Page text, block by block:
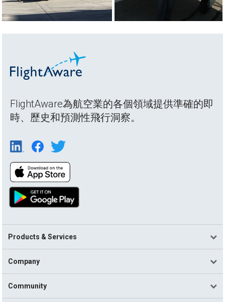
FlightAware為航空業的各個領域提供準確的即
時、歷史和預測性飛行洞察。
Products & Services
Company
Community